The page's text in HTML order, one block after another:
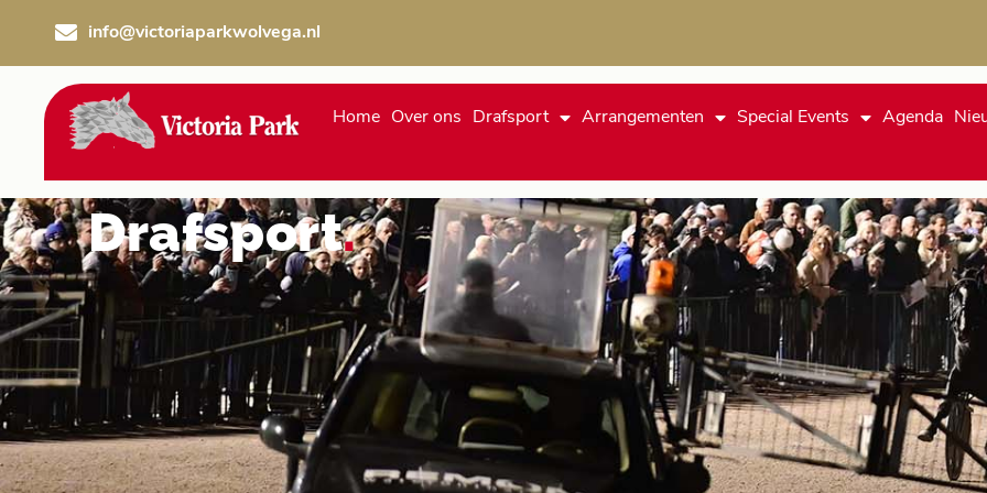
de
inhoud
info@victoriaparkwolvega.nl
Home Over ons Drafsport Arrangementen Special Events Agenda
Drafsport.